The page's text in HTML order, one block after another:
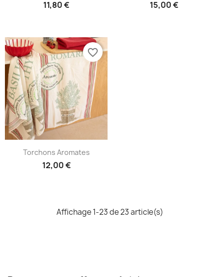
11,80 € 15,00 €
Torchons Aromates
12,00 €
favorite_border
Affichage 1-23 de 23 article(s)